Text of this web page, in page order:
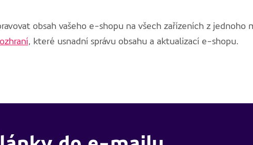
obsah vašeho e-shopu na všech zařízeních z jednoho
, které usnadní správu obsahu a aktualizací e-shopu.